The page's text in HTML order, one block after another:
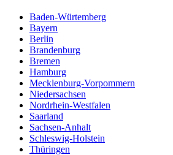
Baden-Würtemberg
Bayern
Berlin
Brandenburg
Bremen
Hamburg
Mecklenburg-Vorpommern
Niedersachsen
Nordrhein-Westfalen
Saarland
Sachsen-Anhalt
Schleswig-Holstein
Thüringen